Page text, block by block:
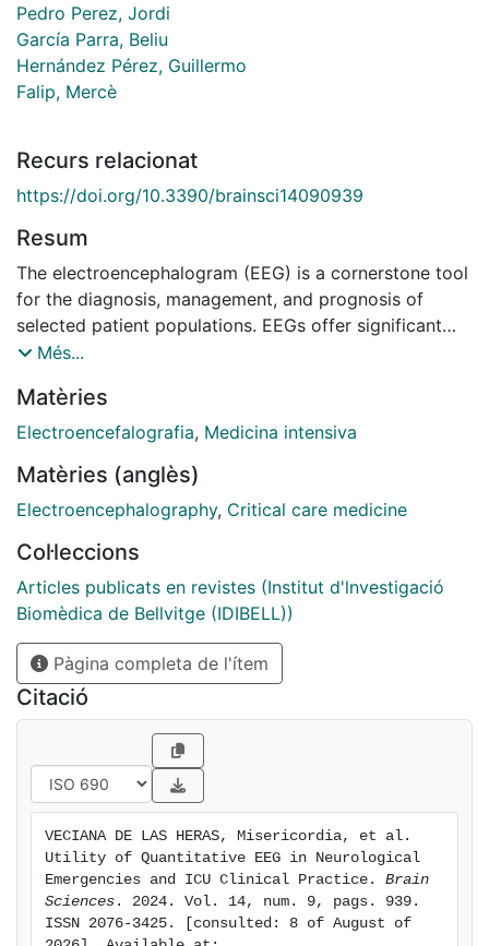
Pedro Perez, Jordi
García Parra, Beliu
Hernández Pérez, Guillermo
Falip, Mercè
Recurs relacionat
https://doi.org/10.3390/brainsci14090939
Resum
The electroencephalogram (EEG) is a cornerstone tool
for the diagnosis, management, and prognosis of
selected patient populations. EEGs offer significant
advantages such as high temporal resolution, real-time
The quantitative EEG (qEEG) added the possibility of
long recordings being processed in a compressive
experienced users, and more friendly for new ones.
Recent advancements in commercially available
and facilitated the use of qEEGs, marking the
beginning of a new era in its application. As a result,
there has been a notable increase in the practical, real-
world utilization of qEEGs in recent years. This paper
aims to provide an overview of the current
applications of qEEGs in daily neurological
emergencies and ICU practice, and some elementary
principles of qEEGs using Persyst software in clinical
settings. This article illustrates basic qEEG patterns
encountered in critical care and adopts the new
Més...
Matèries
Electroencefalografia, Medicina intensiva
Matèries (anglès)
Electroencephalography, Critical care medicine
Col·leccions
Articles publicats en revistes (Institut d'lnvestigació
Biomèdica de Bellvitge (IDIBELL))
Pàgina completa de l'ítem
Citació
VECIANA DE LAS HERAS, Misericordia, et al.
Utility of Quantitative EEG in Neurological
Emergencies and ICU Clinical Practice. Brain
Sciences . 2024. Vol. 14, num. 9, pags. 939.
ISSN 2076-3425. [consulted: 8 of August of